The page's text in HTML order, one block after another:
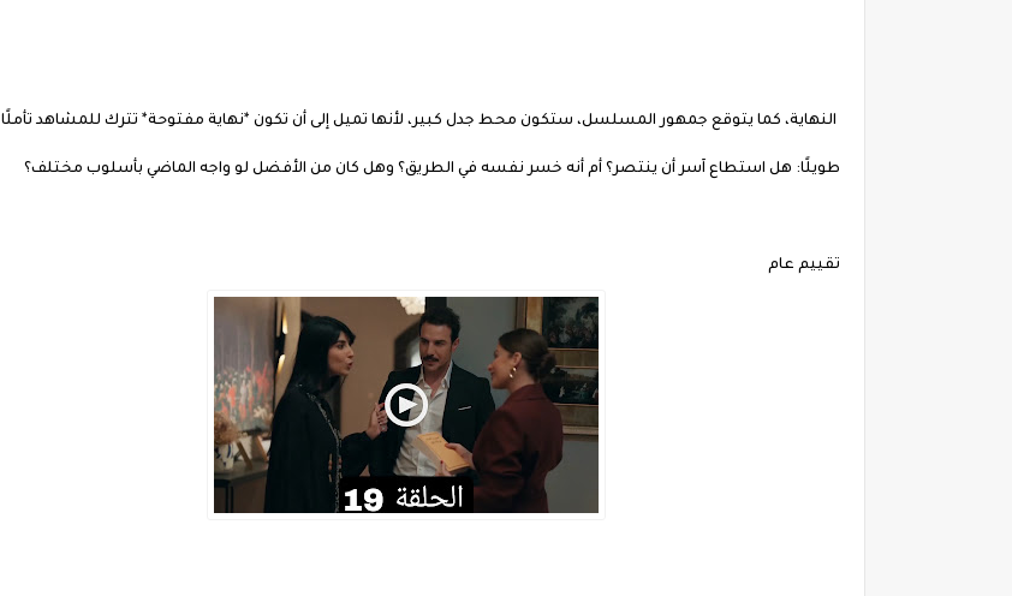
النهاية، كما يتوقع جمهور المسلسل، ستكون محط جدل كبير، لأنها تميل إلى أن تكون *نهاية مفتوحة* تترك للمشاهد تأملًا
طويلًا: هل استطاع آسر أن ينتصر؟ أم أنه خسر نفسه في الطريق؟ وهل كان من الأفضل لو واجه الماضي بأسلوب مختلف؟
تقييم عام